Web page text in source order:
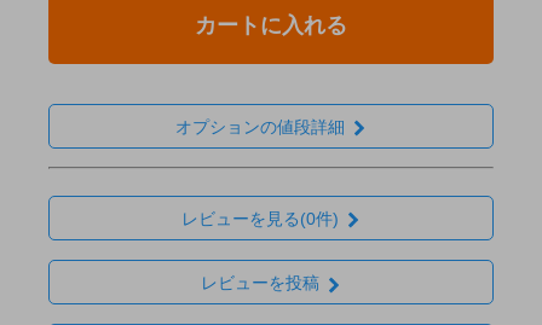
カートに入れる
オプションの値段詳細
レビューを見る(0件)
レビューを投稿